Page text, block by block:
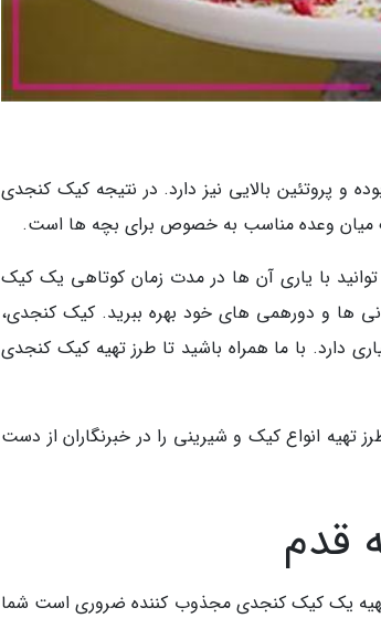
و پروتئین بالایی نیز دارد. در نتیجه کیک کنجدی
میان وعده مناسب به خصوص برای بچه ها است.
با یاری آن ها در مدت زمان کوتاهی یک کیک
ها و دورهمی های خود بهره ببرید. کیک کنجدی،
دارد. با ما همراه باشید تا طرز تهیه کیک کنجدی
انواع کیک و شیرینی را در خبرنگاران از دست
قدم
تهیه یک کیک کنجدی مجذوب کننده ضروری است شما